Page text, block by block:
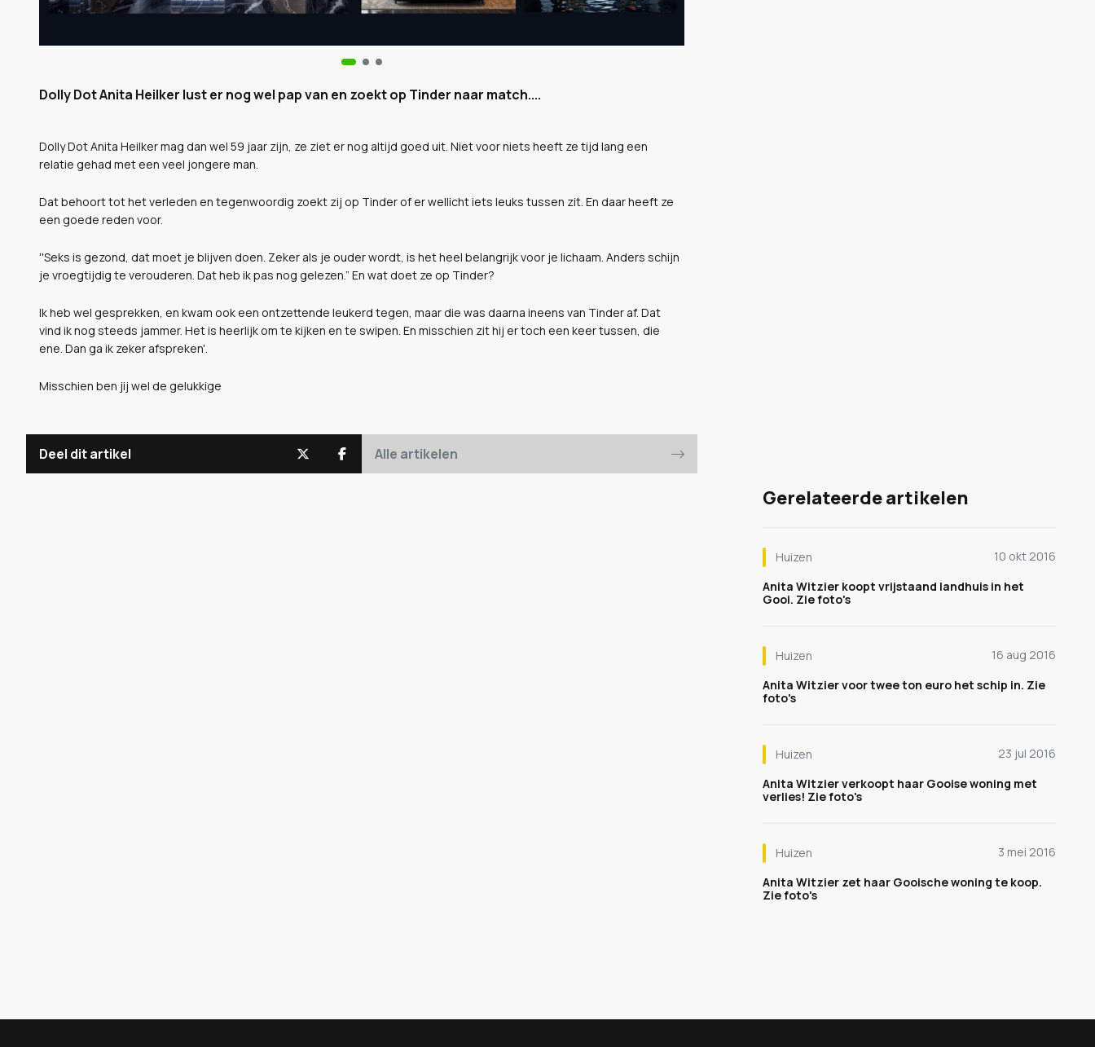
Dolly Dot Anita Heilker lust er nog wel pap van en zoekt op Tinder naar match....
Dolly Dot Anita Heilker mag dan wel 59 jaar zijn, ze ziet er nog altijd goed uit. Niet voor niets heeft ze tijd lang een
relatie gehad met een veel jongere man.
Dat behoort tot het verleden en tegenwoordig zoekt zij op Tinder of er wellicht iets leuks tussen zit. En daar heeft ze
een goede reden voor.
''Seks is gezond, dat moet je blijven doen. Zeker als je ouder wordt, is het heel belangrijk voor je lichaam. Anders schijn
je vroegtijdig te verouderen. Dat heb ik pas nog gelezen.” En wat doet ze op Tinder?
Ik heb wel gesprekken, en kwam ook een ontzettende leukerd tegen, maar die was daarna ineens van Tinder af. Dat
vind ik nog steeds jammer. Het is heerlijk om te kijken en te swipen. En misschien zit hij er toch een keer tussen, die
ene. Dan ga ik zeker afspreken'.
Misschien ben jij wel de gelukkige
Deel dit artikel Alle artikelen
Gerelateerde artikelen
Huizen
10 okt 2016
Anita Witzier koopt vrijstaand landhuis in het
Gooi. Zie foto's
Huizen
16 aug 2016
Anita Witzier voor twee ton euro het schip in. Zie
foto's
Huizen
23 jul 2016
Anita Witzier verkoopt haar Gooise woning met
verlies! Zie foto's
Huizen
3 mei 2016
Anita Witzier zet haar Gooische woning te koop.
Zie foto's